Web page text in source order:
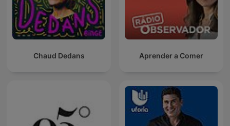
Chaud Dedans Aprender a Comer